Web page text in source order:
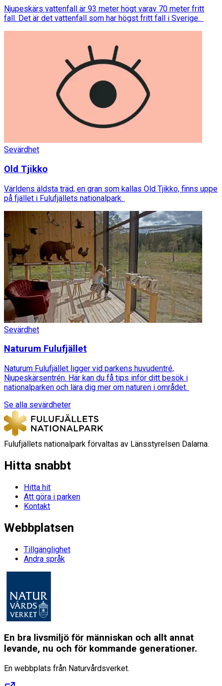
Njupeskärs vattenfall är 93 meter högt varav 70 meter fritt
fall. Det är det vattenfall som har högst fritt fall i Sverige.
Sevärdhet
Old Tjikko
Världens äldsta träd, en gran som kallas Old Tjikko, finns uppe
på fjället i Fulufjällets nationalpark.
Sevärdhet
Naturum Fulufjället
Naturum Fulufjället ligger vid parkens huvudentré,
Njupeskärsentrén. Här kan du få tips inför ditt besök i
nationalparken och lära dig mer om naturen i området.
Se alla sevärdheter
Fulufjällets nationalpark förvaltas av Länsstyrelsen Dalarna.
Hitta snabbt
Hitta hit
Att göra i parken
Kontakt
Webbplatsen
Tillgänglighet
Andra språk
En bra livsmiljö för människan och allt annat
levande, nu och för kommande generationer.
En webbplats från Naturvårdsverket.